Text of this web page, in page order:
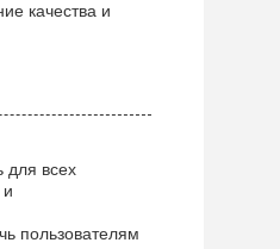
качества и
для всех
пользователям